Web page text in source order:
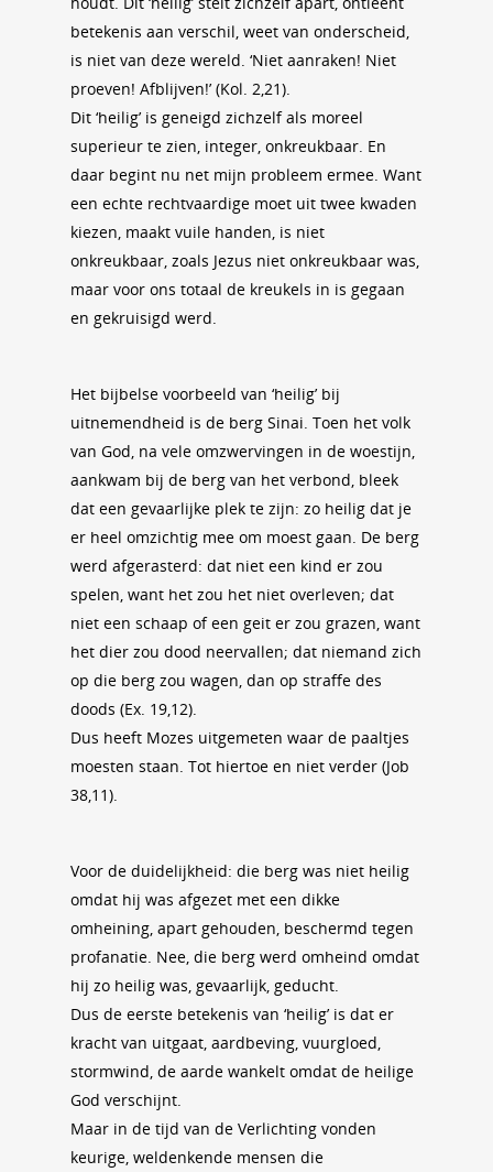
betekenis aan verschil, weet van onderscheid,
is niet van deze wereld. ‘Niet aanraken! Niet
proeven! Afblijven!’ (Kol. 2,21).
Dit ‘heilig’ is geneigd zichzelf als moreel
superieur te zien, integer, onkreukbaar. En
daar begint nu net mijn probleem ermee. Want
een echte rechtvaardige moet uit twee kwaden
kiezen, maakt vuile handen, is niet
onkreukbaar, zoals Jezus niet onkreukbaar was,
maar voor ons totaal de kreukels in is gegaan
en gekruisigd werd.
Het bijbelse voorbeeld van ‘heilig’ bij
uitnemendheid is de berg Sinai. Toen het volk
van God, na vele omzwervingen in de woestijn,
aankwam bij de berg van het verbond, bleek
dat een gevaarlijke plek te zijn: zo heilig dat je
er heel omzichtig mee om moest gaan. De berg
werd afgerasterd: dat niet een kind er zou
spelen, want het zou het niet overleven; dat
niet een schaap of een geit er zou grazen, want
het dier zou dood neervallen; dat niemand zich
op die berg zou wagen, dan op straffe des
doods (Ex. 19,12).
Dus heeft Mozes uitgemeten waar de paaltjes
moesten staan. Tot hiertoe en niet verder (Job
38,11).
Voor de duidelijkheid: die berg was niet heilig
omdat hij was afgezet met een dikke
omheining, apart gehouden, beschermd tegen
profanatie. Nee, die berg werd omheind omdat
hij zo heilig was, gevaarlijk, geducht.
Dus de eerste betekenis van ‘heilig’ is dat er
kracht van uitgaat, aardbeving, vuurgloed,
stormwind, de aarde wankelt omdat de heilige
God verschijnt.
Maar in de tijd van de Verlichting vonden
keurige, weldenkende mensen die